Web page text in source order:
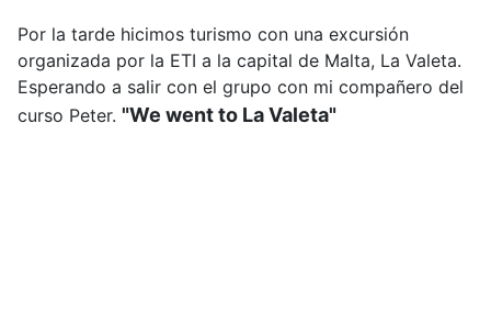
Por la tarde hicimos turismo con una excursión
organizada por la ETI a la capital de Malta, La Valeta.
Esperando a salir con el grupo con mi compañero del
curso Peter. "We went to La Valeta"